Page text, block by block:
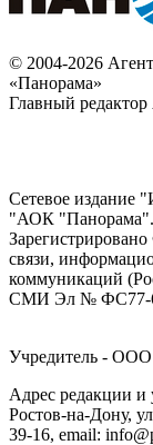
© 2004-2026
«Панорама»
Главный
Сетевое издание
"АОК "Панорама".
связи,
коммуникаций
СМИ Эл № ФС77-
Учредитель -
Адрес редакции и
Ростов-на-Дону,
39-16, email: